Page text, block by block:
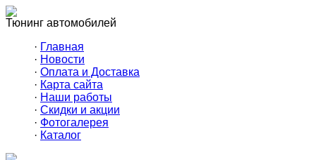
Тюнинг автомобилей
· Главная
· Новости
· Оплата и Доставка
· Карта сайта
· Наши работы
· Скидки и акции
· Фотогалерея
· Каталог